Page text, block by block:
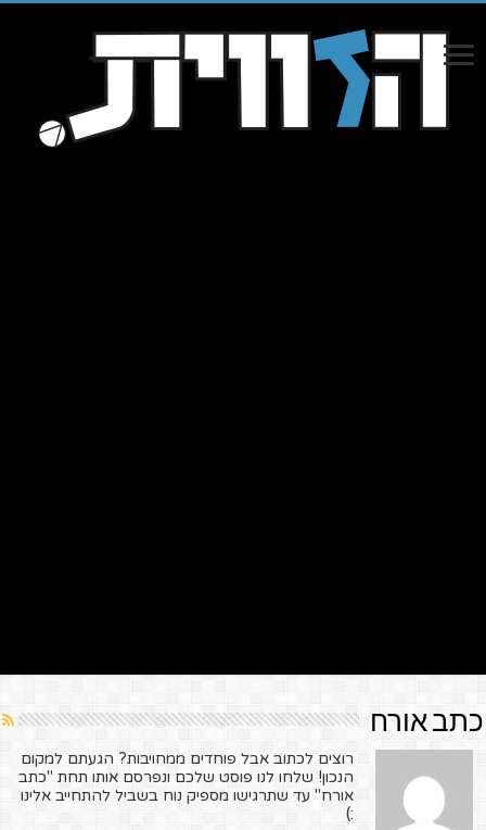
כתב אורח
רוצים לכתוב אבל פוחדים ממחויבות? הגעתם למקום
הנכון! שלחו לנו פוסט שלכם ונפרסם אותו תחת "כתב
אורח" עד שתרגישו מספיק נוח בשביל להתחייב אלינו
:)